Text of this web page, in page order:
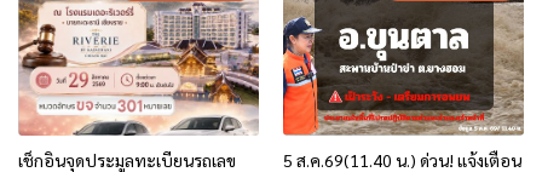
เช็กอินจุดประมูลทะเบียนรถเลข
5 ส.ค.69(11.40 น.) ด่วน! แจ้งเตือน